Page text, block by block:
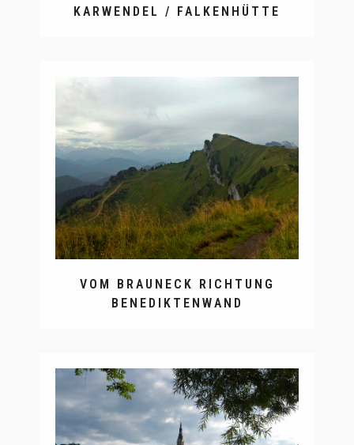
KARWENDEL / FALKENHÜTTE
VOM BRAUNECK RICHTUNG
BENEDIKTENWAND